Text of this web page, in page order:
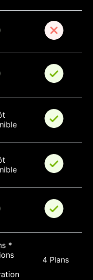
*
4 Plans